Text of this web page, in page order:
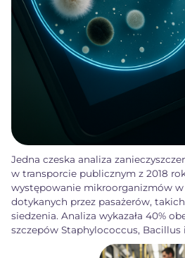
Jedna czeska analiza
w transporcie publicznym z 2018
występowanie mikroorganizmów
dotykanych przez pasażerów,
siedzenia. Analiza wykazała 40%
szczepów Staphylococcus, Bacillus